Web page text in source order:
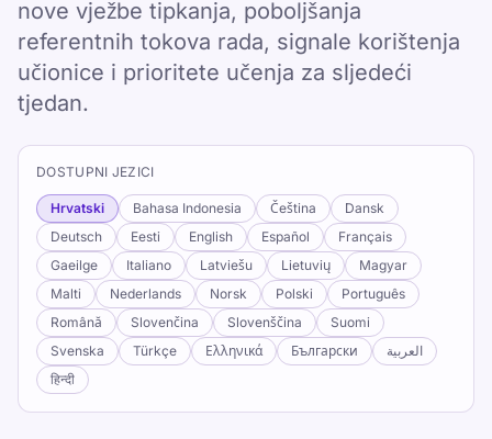
nove vježbe tipkanja, poboljšanja
referentnih tokova rada, signale korištenja
učionice i prioritete učenja za sljedeći
tjedan.
DOSTUPNI JEZICI
Hrvatski Bahasa Indonesia Čeština
Dansk
Deutsch
Eesti English Español
Français
Gaeilge
Italiano Latviešu Lietuvių
Magyar
Malti
Nederlands Norsk Polski
Português
Română
Slovenčina Slovenščina
Suomi
Svenska
Türkçe Ελληνικά Български
العربية
हिन्दी